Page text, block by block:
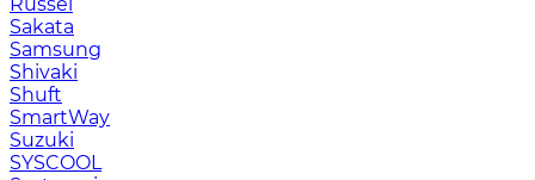
Sakata
Samsung
Shivaki
Shuft
SmartWay
Suzuki
SYSCOOL